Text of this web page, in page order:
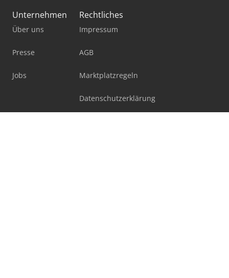
Unternehmen
Über uns
Presse
Jobs
Rechtliches
Impressum
AGB
Marktplatzregeln
Datenschutzerklärung